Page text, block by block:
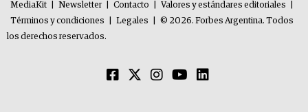
MediaKit Newsletter Contacto Valores y estándares editoriales
Términos y condiciones
Legales
© 2026. Forbes Argentina. Todos
los derechos reservados.